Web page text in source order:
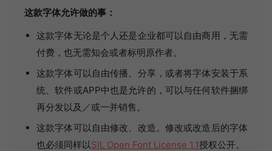
这款字体允许做的事：
这款字体无论是个人还是企业都可以自由商用，无需
付费，也无需知会或者标明原作者。
这款字体可以自由传播、分享，或者将字体安装于系
统、软件或APP中也是允许的，可以与任何软件捆绑
再分发以及／或一并销售。
这款字体可以自由修改、改造。修改或改造后的字体
也必须同样以SIL Open Font License 1.1授权公开。